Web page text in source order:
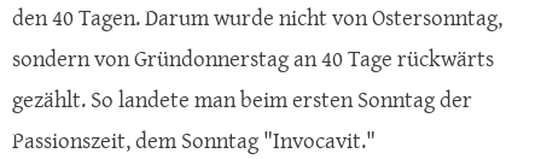
den 40 Tagen. Darum wurde nicht von Ostersonntag,
sondern von Gründonnerstag an 40 Tage rückwärts
gezählt. So landete man beim ersten Sonntag der
Passionszeit, dem Sonntag "Invocavit."